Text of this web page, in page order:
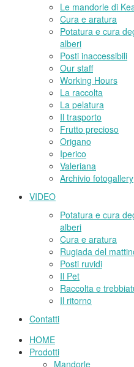
Le mandorle di
Cura e aratura
Potatura e cura
alberi
Posti inaccessibili
Our staff
Working Hours
La raccolta
La pelatura
Il trasporto
Frutto precioso
Origano
Iperico
Valeriana
Archivio fotogallery
VIDEO
Potatura e cura
alberi
Cura e aratura
Rugiada del
Posti ruvidi
Il Pet
Raccolta e
Il ritorno
Contatti
HOME
Prodotti
Mandorle